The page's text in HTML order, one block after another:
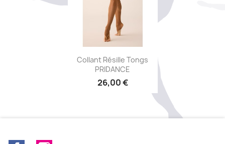
Aperçu rapide
Collant Résille Tongs
PRIDANCE
26,00 €